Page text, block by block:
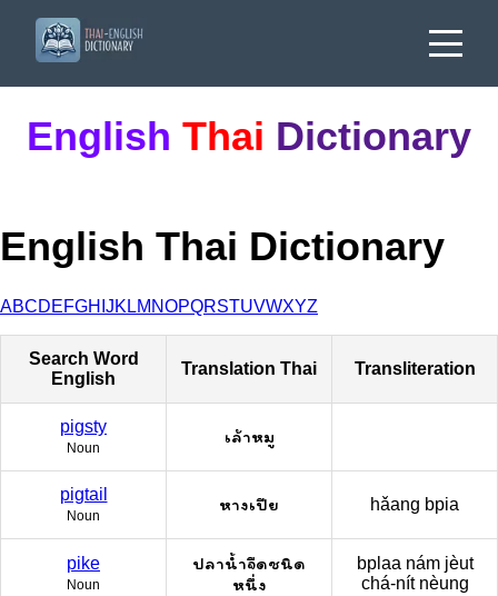
English Thai Dictionary
English Thai Dictionary
ABCDEFGH JK LM NOPQRSTUVWXYZ
Search Word
English
Translation Thai Transliteration
pigsty
Noun
เล้าหมู
pigtail
Noun
หางเปีย hǎang bpia
pike
Noun
ปลาน้ำจืดชนิด
หนึ่ง
bplaa nám jèut
chá-nít nèung